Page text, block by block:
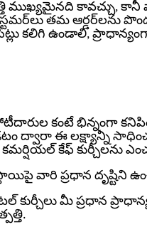
ముఖ్యమైనది కావచ్చు,
తమ ఆర్డర్‌లను
కలిగి ఉండాలి,
కంటే భిన్నంగా
ద్వారా ఈ లక్ష్యాన్ని
కేఫ్ కుర్చీలను
వారి ప్రధాన దృష్టిని
కుర్చీలు మీ ప్రధాన